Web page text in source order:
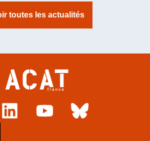
toutes les actualités